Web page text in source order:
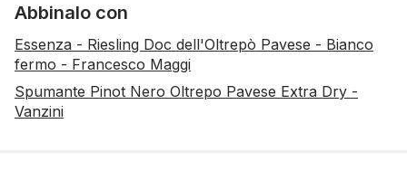
Abbinalo con
Essenza - Riesling Doc dell'Oltrepò Pavese - Bianco
fermo - Francesco Maggi
Spumante Pinot Nero Oltrepo Pavese Extra Dry -
Vanzini